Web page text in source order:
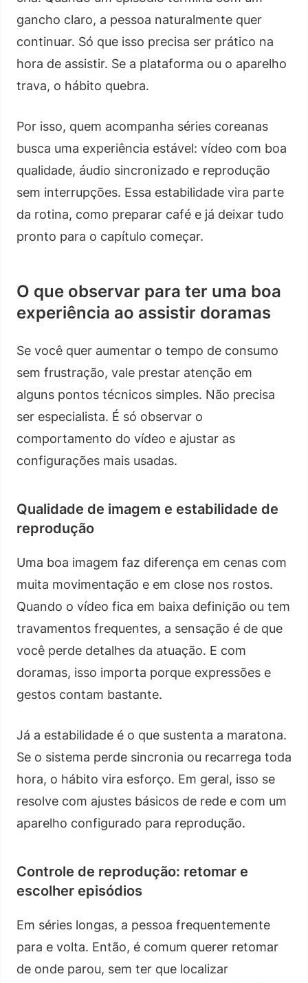
gancho claro, a pessoa naturalmente quer
continuar. Só que isso precisa ser prático na
hora de assistir. Se a plataforma ou o aparelho
trava, o hábito quebra.
Por isso, quem acompanha séries coreanas
busca uma experiência estável: vídeo com boa
qualidade, áudio sincronizado e reprodução
sem interrupções. Essa estabilidade vira parte
da rotina, como preparar café e já deixar tudo
pronto para o capítulo começar.
O que observar para ter uma boa
experiência ao assistir doramas
Se você quer aumentar o tempo de consumo
sem frustração, vale prestar atenção em
alguns pontos técnicos simples. Não precisa
ser especialista. É só observar o
comportamento do vídeo e ajustar as
configurações mais usadas.
Qualidade de imagem e estabilidade de
reprodução
Uma boa imagem faz diferença em cenas com
muita movimentação e em close nos rostos.
Quando o vídeo fica em baixa definição ou tem
travamentos frequentes, a sensação é de que
você perde detalhes da atuação. E com
doramas, isso importa porque expressões e
gestos contam bastante.
Já a estabilidade é o que sustenta a maratona.
Se o sistema perde sincronia ou recarrega toda
hora, o hábito vira esforço. Em geral, isso se
resolve com ajustes básicos de rede e com um
aparelho configurado para reprodução.
Controle de reprodução: retomar e
escolher episódios
Em séries longas, a pessoa frequentemente
para e volta. Então, é comum querer retomar
de onde parou, sem ter que localizar